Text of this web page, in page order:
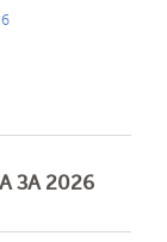
ЗА 2026